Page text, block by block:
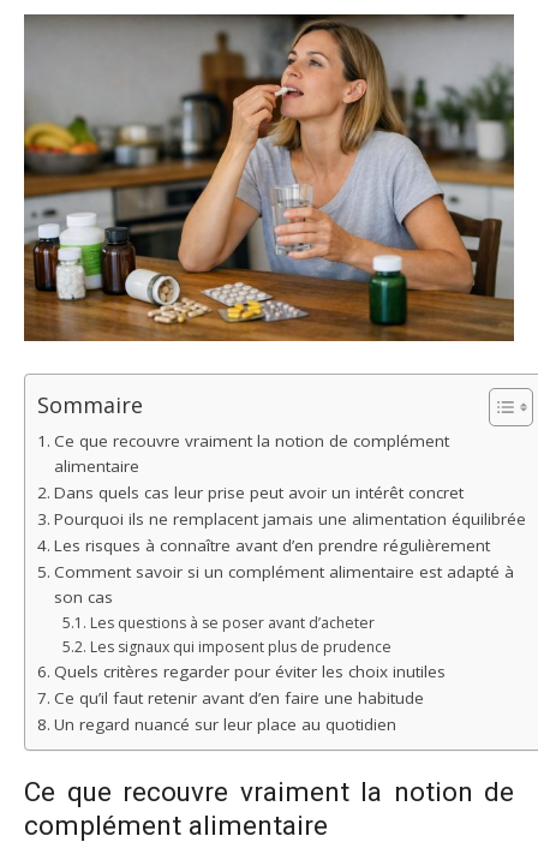
Sommaire
Ce que recouvre vraiment la notion de complément
alimentaire
Dans quels cas leur prise peut avoir un intérêt concret
Pourquoi ils ne remplacent jamais une alimentation équilibrée
Les risques à connaître avant d’en prendre régulièrement
Comment savoir si un complément alimentaire est adapté à
son cas
Les questions à se poser avant d’acheter
Les signaux qui imposent plus de prudence
Quels critères regarder pour éviter les choix inutiles
Ce qu’il faut retenir avant d’en faire une habitude
Un regard nuancé sur leur place au quotidien
Ce que recouvre vraiment la notion de
complément alimentaire